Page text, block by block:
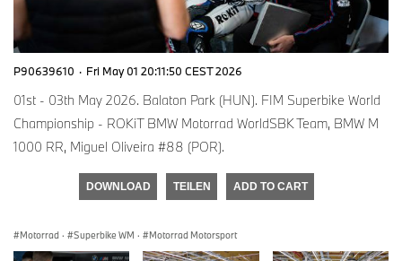
P90639610 · Fri May 01 20:11:50 CEST 2026
01st - 03th May 2026. Balaton Park (HUN). FIM Superbike World
Championship - ROKiT BMW Motorrad WorldSBK Team, BMW M
1000 RR, Miguel Oliveira #88 (POR).
DOWNLOAD TEILEN ADD TO CART
Motorrad · Superbike WM · Motorrad Motorsport